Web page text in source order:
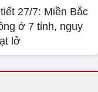
27/7: Miền Bắc
ở 7 tỉnh, nguy
lở